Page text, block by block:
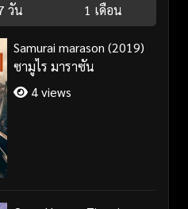
วัน 1 เดือน
Samurai marason (2019)
ซามูไร มาราซัน
4 views